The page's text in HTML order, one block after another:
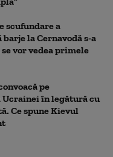
scufundare a
la Cernavodă s-a
vor vedea primele
pe
Ucrainei în legătură cu
Ce spune Kievul